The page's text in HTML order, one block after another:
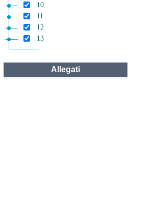
10
11
12
13
Allegati